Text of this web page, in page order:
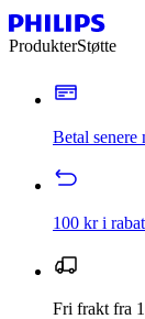
ProdukterStøtte
Betal senere
100 kr i
Fri frakt fra